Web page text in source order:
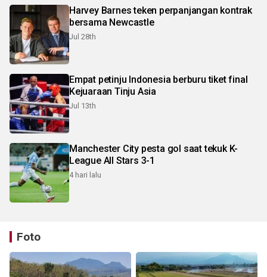
Harvey Barnes teken perpanjangan kontrak
bersama Newcastle
Jul 28th
Empat petinju Indonesia berburu tiket final
Kejuaraan Tinju Asia
Jul 13th
Manchester City pesta gol saat tekuk K-
League All Stars 3-1
4 hari lalu
Foto